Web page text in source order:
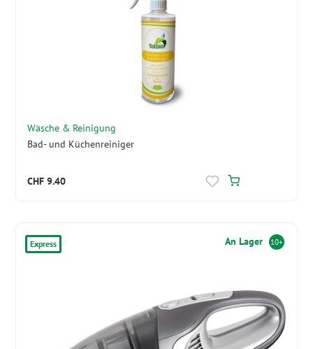
Wäsche & Reinigung
Bad- und Küchenreiniger
CHF 9.40
Express An Lager 10+